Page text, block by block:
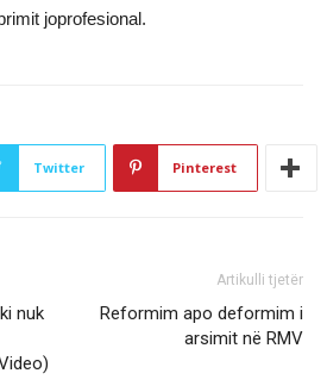
joprofesional.
Twitter Pinterest
nuk
Artikulli tjetër
Reformim apo deformim i
arsimit në RMV